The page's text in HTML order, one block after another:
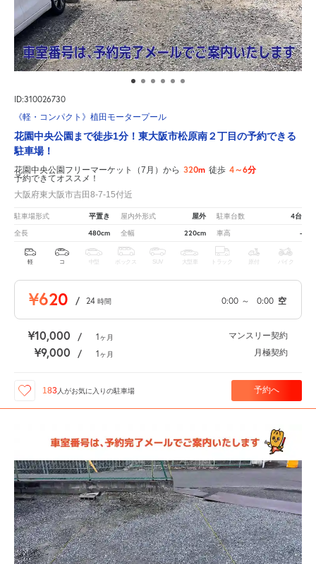
ID:310026730
《軽・コンパクト》植田モータープール
花園中央公園まで徒歩1分！東大阪市松原南２丁目の予約できる
駐車場！
花園中央公園フリーマーケット（7月）から 320m 徒歩 4～6分
予約できてオススメ！
大阪府東大阪市吉田8-7-15付近
駐車場形式 平置き 屋内外形式 屋外 駐車台数 4台
全長 480cm 全幅 220cm 車高 -
軽 コ 中型 ボックス SUV 大型車 トラック 原付 バイク
¥620 / 24 時間 0:00 ～ 0:00 空
¥10,000 / 1ヶ月 マンスリー契約
¥9,000 / 1ヶ月 月極契約
183 人がお気に入りの駐車場 予約へ